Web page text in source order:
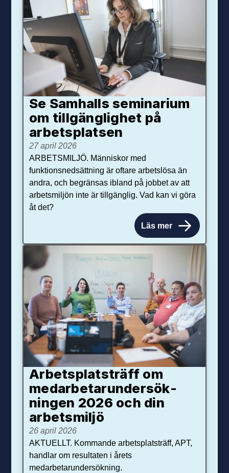
Se Samhalls seminarium
om tillgänglighet på
arbetsplatsen
27 april 2026
ARBETSMILJÖ. Människor med
funktionsnedsättning är oftare arbetslösa än
andra, och begränsas ibland på jobbet av att
arbetsmiljön inte är tillgänglig. Vad kan vi göra
åt det?
Läs mer
Arbetsplats­träff om
med­arbetar­under­sök­
ningen 2026 och din
arbets­miljö
26 april 2026
AKTUELLT. Kommande arbetsplatsträff, APT,
handlar om resultaten i årets
medarbetarundersökning.